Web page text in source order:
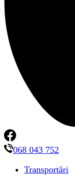
068 043 752
Transportări